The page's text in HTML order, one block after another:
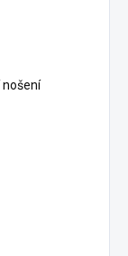
nošení